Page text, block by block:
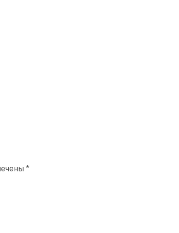
*